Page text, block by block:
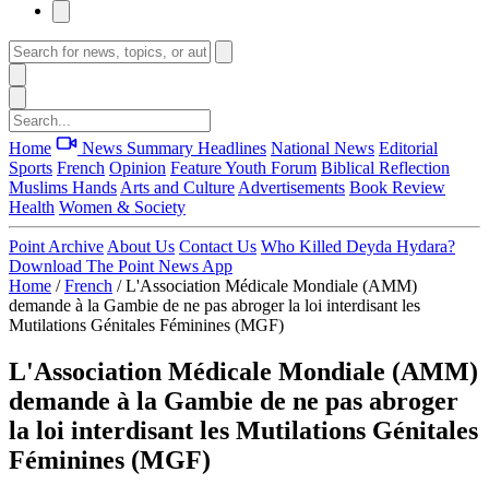
Home News Summary Headlines National News Editorial
Sports French Opinion FeatureYouth Forum Biblical Reflection
Muslims Hands Arts and Culture Advertisements Book Review
Health Women & Society
Point Archive About Us Contact Us Who Killed Deyda Hydara?
Download The Point News App
Home / French / L'Association Médicale Mondiale (AMM)
demande à la Gambie de ne pas abroger la loi interdisant les
Mutilations Génitales Féminines (MGF)
L'Association Médicale Mondiale (AMM)
demande à la Gambie de ne pas abroger
la loi interdisant les Mutilations Génitales
Féminines (MGF)